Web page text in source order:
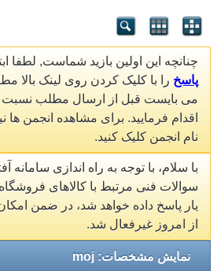
چنانچه این اولین بازید شماست, لطفا
پاسخ را با کلیک کردن روی لینک بالا
می بایست قبل از ارسال مطلب نسبت
اقدام فرمایید. برای مشاهده انجمن
نام انجمن کلیک کنید.
با سلام، با توجه به راه اندازی سامانه
سوالات فنی مرتبط با کالاهای
یار پاسخ داده خواهد شد، در ضمن
از امروز غیرفعال شد.
نمایش مشخصات: moj